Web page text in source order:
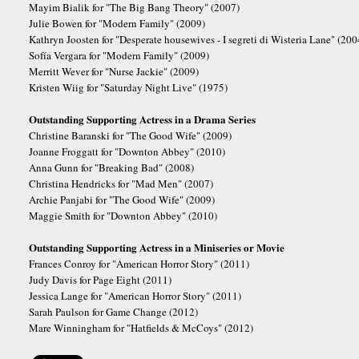
Mayim Bialik for "The Big Bang Theory" (2007)
Julie Bowen for "Modern Family" (2009)
Kathryn Joosten for "Desperate housewives - I segreti di Wisteria Lane"
Sofía Vergara for "Modern Family" (2009)
Merritt Wever for "Nurse Jackie" (2009)
Kristen Wiig for "Saturday Night Live" (1975)
Outstanding Supporting Actress in a Drama Series
Christine Baranski for "The Good Wife" (2009)
Joanne Froggatt for "Downton Abbey" (2010)
Anna Gunn for "Breaking Bad" (2008)
Christina Hendricks for "Mad Men" (2007)
Archie Panjabi for "The Good Wife" (2009)
Maggie Smith for "Downton Abbey" (2010)
Outstanding Supporting Actress in a Miniseries or Movie
Frances Conroy for "American Horror Story" (2011)
Judy Davis for Page Eight (2011)
Jessica Lange for "American Horror Story" (2011)
Sarah Paulson for Game Change (2012)
Mare Winningham for "Hatfields & McCoys" (2012)